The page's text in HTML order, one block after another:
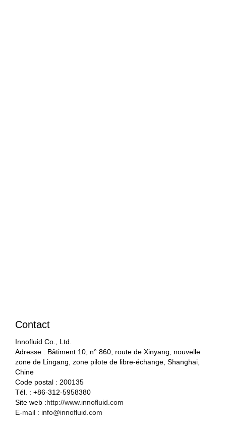
Contact
Innofluid Co., Ltd.
Adresse : Bâtiment 10, n° 860, route de Xinyang, nouvelle
zone de Lingang, zone pilote de libre-échange, Shanghai,
Chine
Code postal : 200135
Tél. : +86-312-5958380
Site web :http://www.innofluid.com
E-mail : info@innofluid.com